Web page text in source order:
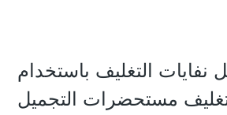
نفايات التغليف باستخدام
مستحضرات التجميل